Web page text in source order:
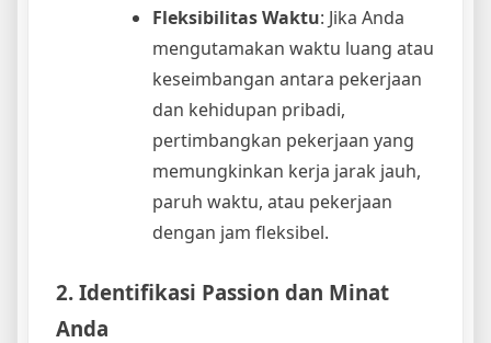
Fleksibilitas Waktu: Jika Anda
mengutamakan waktu luang atau
keseimbangan antara pekerjaan
dan kehidupan pribadi,
pertimbangkan pekerjaan yang
memungkinkan kerja jarak jauh,
paruh waktu, atau pekerjaan
dengan jam fleksibel.
2. Identifikasi Passion dan Minat
Anda